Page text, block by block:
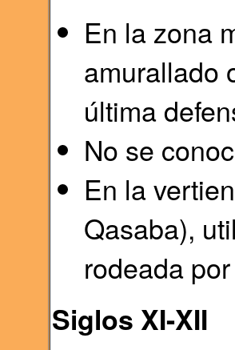
En la zona
amurallado
última
No se
En la
Qasaba),
rodeada
Siglos XI-XII